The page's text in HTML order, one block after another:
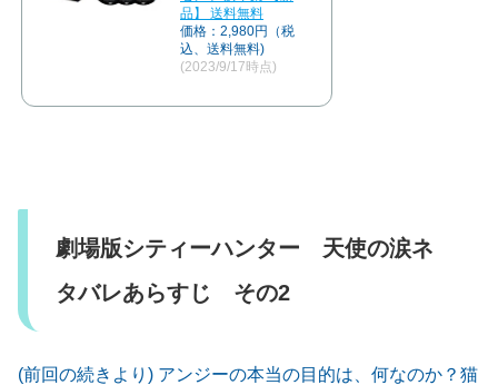
品】 送料無料
価格：2,980円（税
込、送料無料)
(2023/9/17時点)
劇場版シティーハンター 天使の涙ネ
タバレあらすじ その2
(前回の続きより) アンジーの本当の目的は、何なのか？猫